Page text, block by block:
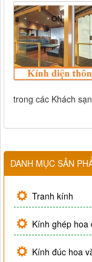
trong các Khách
DANH MỤC SẢN
Tranh kính
Kính ghép hoa
Kính đúc hoa